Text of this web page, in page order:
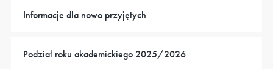
Informacje dla nowo przyjętych
Podział roku akademickiego 2025/2026